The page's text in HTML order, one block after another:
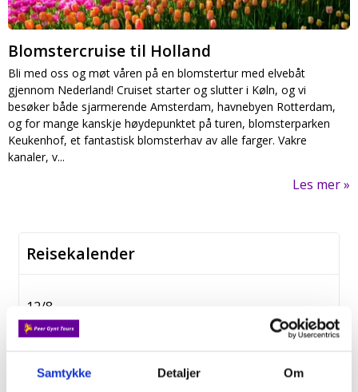
Samtykke Detaljer Om
Blomstercruise til Holland
Bli med oss og møt våren på en blomstertur med elvebåt
gjennom Nederland! Cruiset starter og slutter i Køln, og vi
besøker både sjarmerende Amsterdam, havnebyen Rotterdam,
og for mange kanskje høydepunktet på turen, blomsterparken
Keukenhof, et fantastisk blomsterhav av alle farger. Vakre
kanaler, v...
Les mer
Reisekalender
12/8
Jæren, Stavanger og Flor & Fjære
Fra kr. 15 500,-